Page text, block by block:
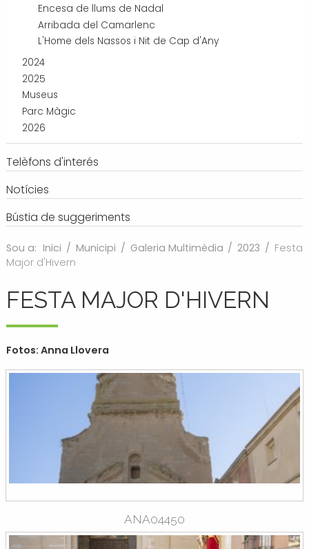
Encesa de llums de Nadal
Arribada del Camarlenc
L'Home dels Nassos i Nit de Cap d'Any
2024
2025
Museus
Parc Màgic
2026
Telèfons d'interés
Notícies
Bústia de suggeriments
Sou a: Inici / Municipi / Galeria Multimèdia / 2023 / Festa
Major d'Hivern
FESTA MAJOR D'HIVERN
Fotos: Anna Llovera
ANA04450